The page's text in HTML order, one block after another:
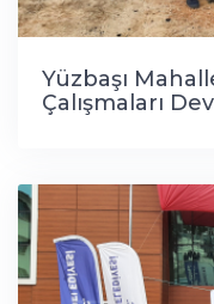
Yüzbaşı
Çalışmaları